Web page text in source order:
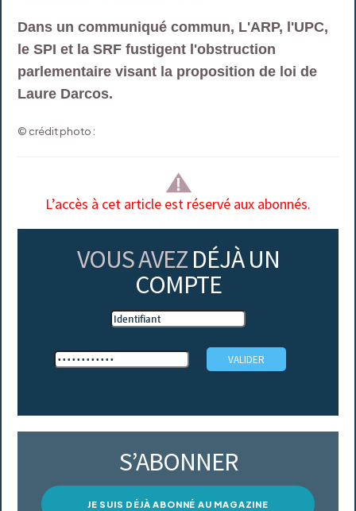
Dans un communiqué commun, L'ARP, l'UPC,
le SPI et la SRF fustigent l'obstruction
parlementaire visant la proposition de loi de
Laure Darcos.
© crédit photo :
L’accès à cet article est réservé aux abonnés.
VOUS AVEZ DÉJÀ UN
COMPTE
S’ABONNER
JE SUIS DÉJÀ ABONNÉ AU MAGAZINE